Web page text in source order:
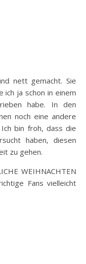
nett gemacht. Sie
ich ja schon in einem
habe. In den
noch eine andere
bin froh, dass die
haben, diesen
zu gehen.
WEIHNACHTEN
Fans vielleicht